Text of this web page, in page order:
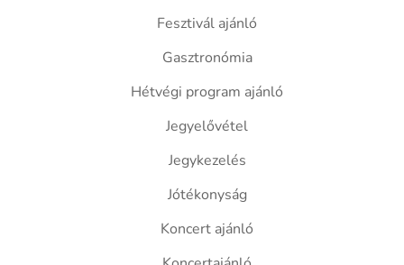
Fesztivál ajánló
Gasztronómia
Hétvégi program ajánló
Jegyelővétel
Jegykezelés
Jótékonyság
Koncert ajánló